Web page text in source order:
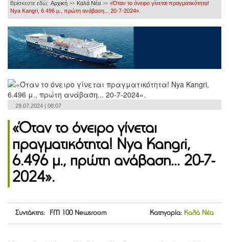
Βρίσκεστε εδώ: Αρχική >> Καλά Νέα >> «Όταν το όνειρο γίνεται πραγματικότητα!
Nya Kangri, 6.496 μ., πρώτη ανάβαση... 20-7-2024».
29.07.2024 | 08:07
«Όταν το όνειρο γίνεται
πραγματικότητα! Nya Kangri,
6.496 μ., πρώτη ανάβαση... 20-7-
2024».
Συντάκτης: FM 100 Newsroom Κατηγορία: Καλά Νέα